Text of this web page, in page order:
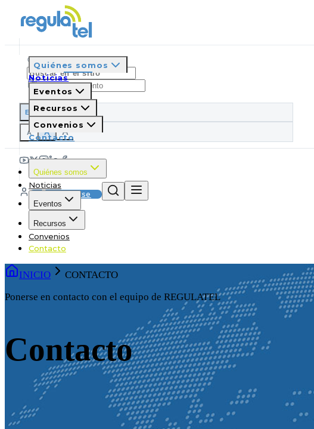
ES EN PT IT
A A A
Suscribirse
Quiénes somos
Noticias
Eventos
Recursos
Convenios
Contacto
Quiénes somos
Noticias
Eventos
Recursos
Convenios
Contacto
INICIO
CONTACTO
Ponerse en contacto con el equipo de REGULATEL
Contacto